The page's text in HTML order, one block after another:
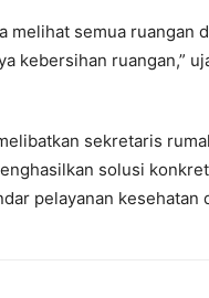
melihat semua
kebersihan ruangan,”
sekretaris
solusi
pelayanan